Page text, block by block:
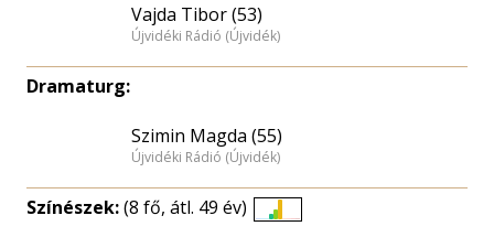
Vajda Tibor (53)
Újvidéki Rádió (Újvidék)
Dramaturg:
Szimin Magda (55)
Újvidéki Rádió (Újvidék)
Színészek:(8 fő, átl. 49 év)